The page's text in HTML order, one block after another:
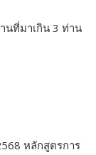
นที่มาเกิน 3 ท่าน
หลักสูตรการ